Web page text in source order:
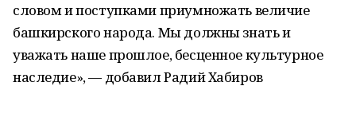
словом и поступками приумножать величие
башкирского народа. Мы должны знать и
уважать наше прошлое, бесценное культурное
наследие», — добавил Радий Хабиров